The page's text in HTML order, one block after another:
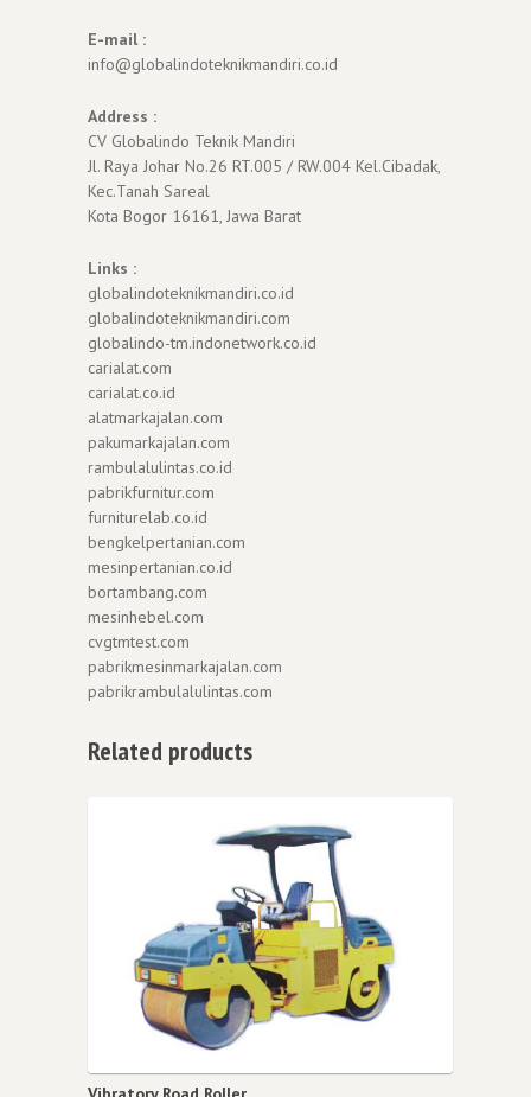
E-mail :
info@globalindoteknikmandiri.co.id
Address :
CV Globalindo Teknik Mandiri
Jl. Raya Johar No.26 RT.005 / RW.004 Kel.Cibadak,
Kec.Tanah Sareal
Kota Bogor 16161, Jawa Barat
Links :
globalindoteknikmandiri.co.id
globalindoteknikmandiri.com
globalindo-tm.indonetwork.co.id
carialat.com
carialat.co.id
alatmarkajalan.com
pakumarkajalan.com
rambulalulintas.co.id
pabrikfurnitur.com
furniturelab.co.id
bengkelpertanian.com
mesinpertanian.co.id
bortambang.com
mesinhebel.com
cvgtmtest.com
pabrikmesinmarkajalan.com
pabrikrambulalulintas.com
Related products